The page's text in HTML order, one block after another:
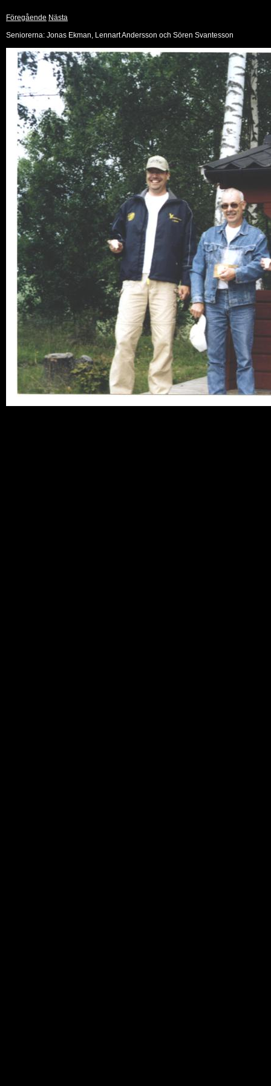
Föregående Nästa
Seniorerna: Jonas Ekman, Lennart Andersson och Sören Svantesson